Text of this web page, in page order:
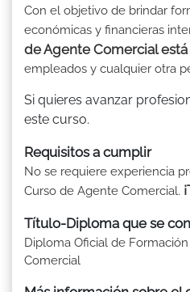
Con el objetivo de brindar
económicas y financieras
de Agente Comercial
empleados y cualquier otra
Si quieres avanzar
este curso.
Requisitos a cumplir
No se requiere experiencia
Curso de Agente Comercial.
Título-Diploma que se
Diploma Oficial de
Comercial